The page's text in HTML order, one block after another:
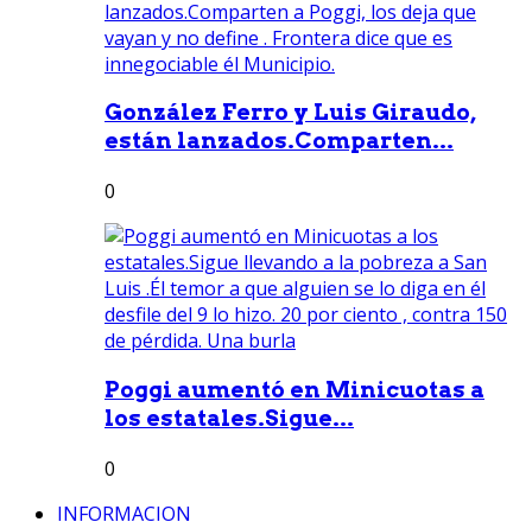
González Ferro y Luis Giraudo,
están lanzados.Comparten...
0
Poggi aumentó en Minicuotas a
los estatales.Sigue...
0
INFORMACION